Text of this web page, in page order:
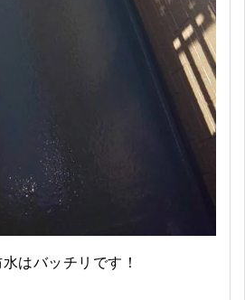
はバッチリです！